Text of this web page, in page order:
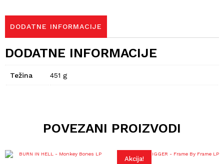
DODATNE INFORMACIJE
DODATNE INFORMACIJE
Težina 451 g
POVEZANI PROIZVODI
Akcija!